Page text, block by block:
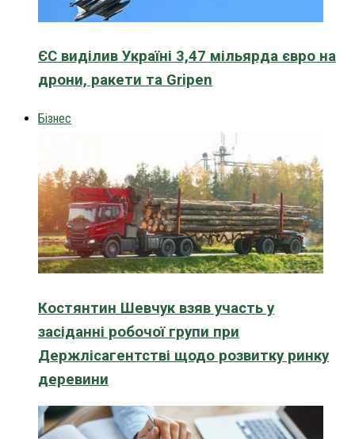
ЄС виділив Україні 3,47 мільярда євро на
дрони, ракети та Gripen
Бізнес
Костянтин Шевчук взяв участь у
засіданні робочої групи при
Держлісагентстві щодо розвитку ринку
деревини